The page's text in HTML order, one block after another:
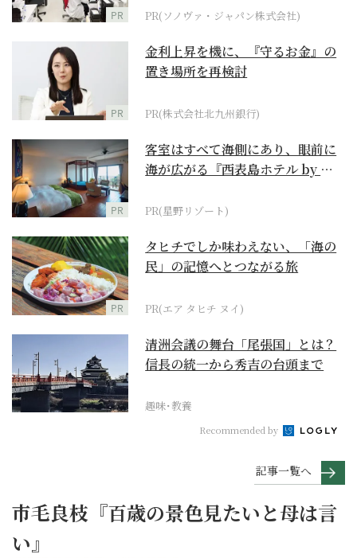
PR PR(ソノヴァ・ジャパン株式会社)
PR
金利上昇を機に、『守るお金』の
置き場所を再検討
PR(株式会社北九州銀行)
PR
客室はすべて海側にあり、眼前に
海が広がる『西表島ホテル by 星
PR(星野リゾート)
PR
タヒチでしか味わえない、「海の
民」の記憶へとつながる旅
PR(エア タヒチ ヌイ)
清洲会議の舞台「尾張国」とは？
信長の統一から秀吉の台頭まで
趣味･教養
Recommended by
記事一覧へ
市毛良枝『百歳の景色見たいと母は言
い』